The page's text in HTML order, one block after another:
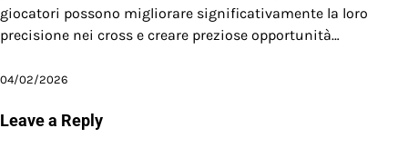
giocatori possono migliorare significativamente la loro
precisione nei cross e creare preziose opportunità…
04/02/2026
Leave a Reply